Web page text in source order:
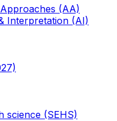
(AA)
Interpretation (AI)
science (SEHS)